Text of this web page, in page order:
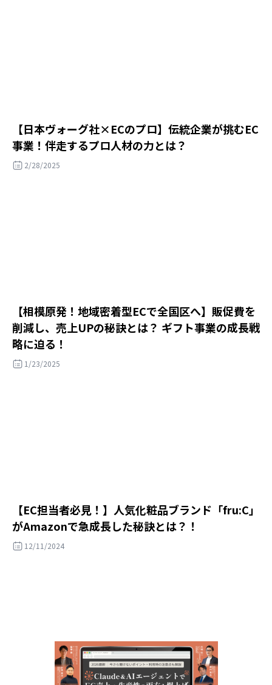
​​【日本ヴォーグ社×ECのプロ】伝統企業が挑むEC
事業！伴走するプロ人材の力とは？
2/28/2025
【相模原発！地域密着型ECで全国区へ】販促費を
削減し、売上UPの秘訣とは？ ギフト事業の成長戦
略に迫る！
1/23/2025
【EC担当者必見！】人気化粧品ブランド「fru:C」
がAmazonで急成長した秘訣とは？！
12/11/2024